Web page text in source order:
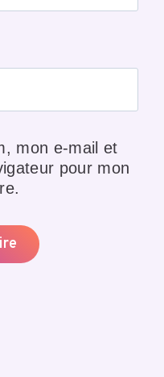
mon e-mail et
pour mon